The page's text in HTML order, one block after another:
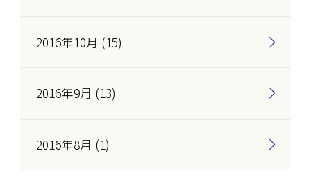
2016年10月 (15)
2016年9月 (13)
2016年8月 (1)